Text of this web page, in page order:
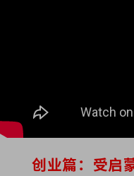
创业篇：受启